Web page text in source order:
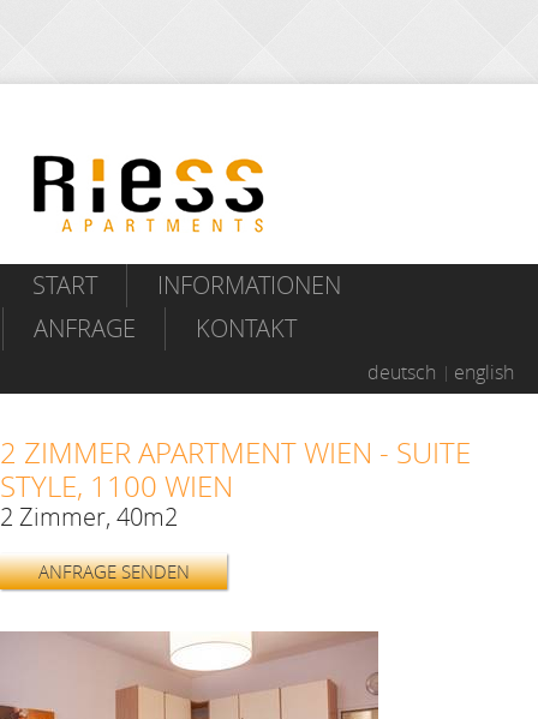
START
INFORMATIONEN
ANFRAGE
KONTAKT
deutsch english
2 ZIMMER APARTMENT WIEN - SUITE
STYLE, 1100 WIEN
2 Zimmer, 40m2
ANFRAGE SENDEN